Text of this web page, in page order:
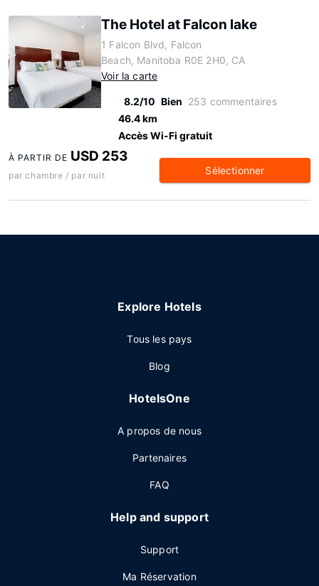
The Hotel at Falcon lake
1 Falcon Blvd, Falcon
Beach, Manitoba R0E 2H0, CA
Voir la carte
8.2/10 Bien 253 commentaires
46.4 km
Accès Wi-Fi gratuit
À PARTIR DE USD 253
par chambre / par nuit Sélectionner
Explore Hotels
Tous les pays
Blog
HotelsOne
A propos de nous
Partenaires
FAQ
Help and support
Support
Ma Réservation